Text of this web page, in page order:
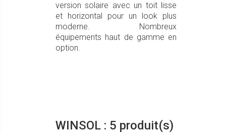
version solaire avec un toit lisse
et horizontal pour un look plus
moderne. Nombreux
équipements haut de gamme en
option.
WINSOL : 5 produit(s)